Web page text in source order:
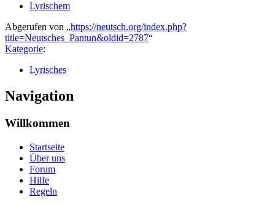
Lyrischem
Abgerufen von „https://neutsch.org/index.php?
title=Neutsches_Pantun&oldid=2787“
Kategorie:
Lyrisches
Navigation
Willkommen
Startseite
Über uns
Forum
Hilfe
Regeln